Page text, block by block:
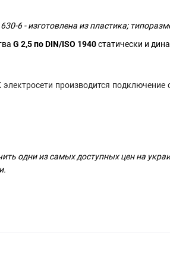
6 - изготовлена из пластика;
G 2,5 по DIN/ISO 1940статически и
производится
одни из самых доступных цен на